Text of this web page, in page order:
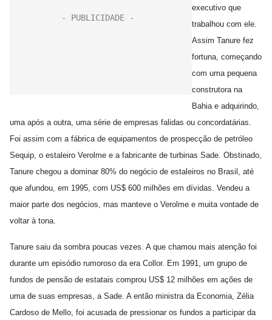
executivo que
trabalhou com ele.
Assim Tanure fez
fortuna, começando
com uma pequena
construtora na
Bahia e adquirindo,
uma após a outra, uma série de empresas falidas ou concordatárias.
Foi assim com a fábrica de equipamentos de prospecção de petróleo
Sequip, o estaleiro Verolme e a fabricante de turbinas Sade. Obstinado,
Tanure chegou a dominar 80% do negócio de estaleiros no Brasil, até
que afundou, em 1995, com US$ 600 milhões em dívidas. Vendeu a
maior parte dos negócios, mas manteve o Verolme e muita vontade de
voltar à tona.
Tanure saiu da sombra poucas vezes. A que chamou mais atenção foi
durante um episódio rumoroso da era Collor. Em 1991, um grupo de
fundos de pensão de estatais comprou US$ 12 milhões em ações de
uma de suas empresas, a Sade. A então ministra da Economia, Zélia
Cardoso de Mello, foi acusada de pressionar os fundos a participar da